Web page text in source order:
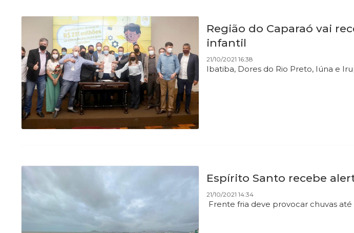
Região do Caparaó vai
infantil
21/10/2021 16:38
Ibatiba, Dores do Rio Preto, Iúna e
Espírito Santo recebe
21/10/2021 14:34
Frente fria deve provocar chuvas até